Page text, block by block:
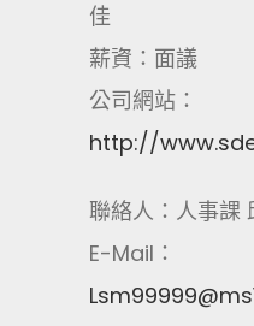
佳
薪資：面議
公司網站：
http://
聯絡人：人事課
E-Mail：